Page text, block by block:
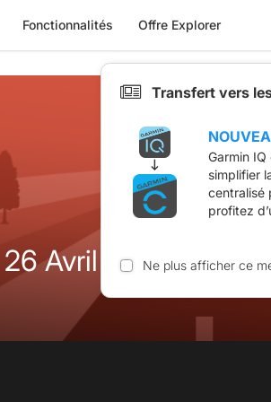
Fonctionnalités Offre Explorer
Avril 2026
Transfert vers
Garmin
simplifier
centralisé
profitez
Ne plus afficher ce